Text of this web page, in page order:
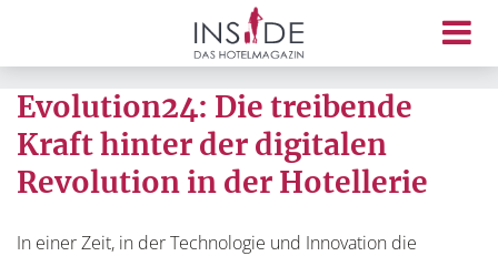
Evolution24: Die treibende
Kraft hinter der digitalen
Revolution in der Hotellerie
In einer Zeit, in der Technologie und Innovation die